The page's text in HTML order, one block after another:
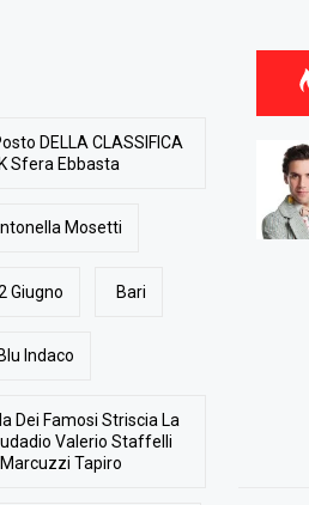
DELLA CLASSIFICA
Sfera Ebbasta
Mosetti
Giugno Bari
Blu Indaco
Dei Famosi Striscia La
Valerio Staffelli
Tapiro